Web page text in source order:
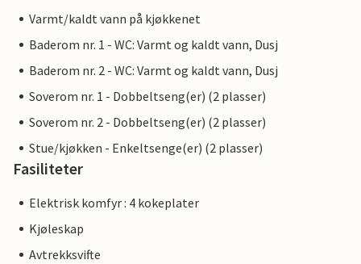
Varmt/kaldt vann på kjøkkenet
Baderom nr. 1 - WC: Varmt og kaldt vann, Dusj
Baderom nr. 2 - WC: Varmt og kaldt vann, Dusj
Soverom nr. 1 - Dobbeltseng(er) (2 plasser)
Soverom nr. 2 - Dobbeltseng(er) (2 plasser)
Stue/kjøkken - Enkeltsenge(er) (2 plasser)
Fasiliteter
Elektrisk komfyr : 4 kokeplater
Kjøleskap
Avtrekksvifte